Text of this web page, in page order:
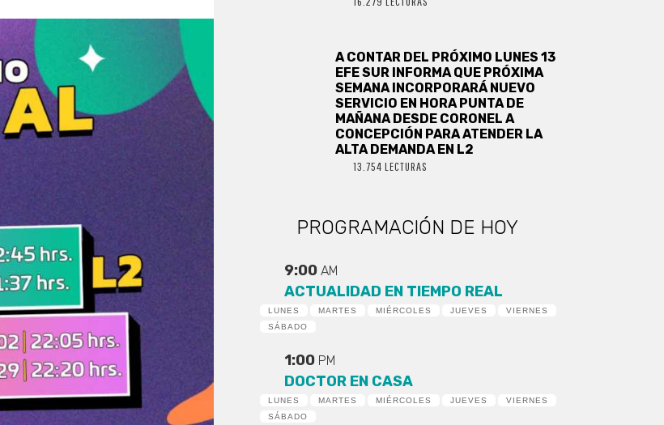
A CONTAR DEL PRÓXIMO LUNES 13
EFE SUR INFORMA QUE PRÓXIMA
SEMANA INCORPORARÁ NUEVO
SERVICIO EN HORA PUNTA DE
MAÑANA DESDE CORONEL A
CONCEPCIÓN PARA ATENDER LA
ALTA DEMANDA EN L2
13.754 LECTURAS
PROGRAMACIÓN DE HOY
9:00AM
ACTUALIDAD EN TIEMPO REAL
LUNES MARTES MIÉRCOLES JUEVES
VIERNES
SÁBADO
1:00 PM
DOCTOR EN CASA
LUNES MARTES MIÉRCOLES JUEVES
VIERNES
SÁBADO